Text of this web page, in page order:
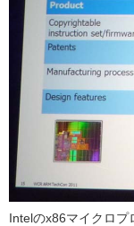
Intelのx86マイクロプ